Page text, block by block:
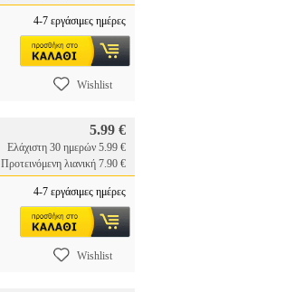
4-7 εργάσιμες ημέρες
Wishlist
5.99 €
Ελάχιστη 30 ημερών 5.99 €
Προτεινόμενη λιανική 7.90 €
4-7 εργάσιμες ημέρες
Wishlist